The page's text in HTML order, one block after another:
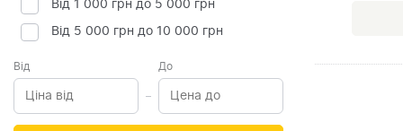
Від 1 000 грн до 5 000 грн
Від 5 000 грн до 10 000 грн
Від До